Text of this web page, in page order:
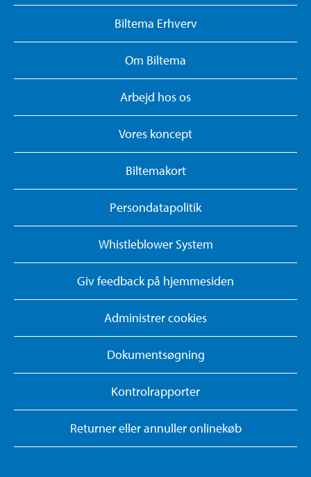
Biltema Erhverv
Om Biltema
Arbejd hos os
Vores koncept
Biltemakort
Persondatapolitik
Whistleblower System
Giv feedback på hjemmesiden
Administrer cookies
Dokumentsøgning
Kontrolrapporter
Returner eller annuller onlinekøb